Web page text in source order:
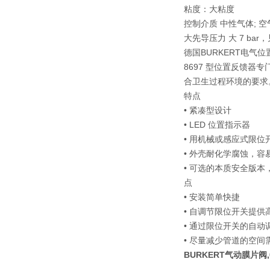
粘度：大粘度
控制介质 中性气体; 空
大先导压力 大 7 bar
德国BURKERT电气位
8697 型位置反馈器专
合卫生过程环境的要
特点
• 紧凑型设计
• LED 位置指示器
• 用机械或感应式限位
• 外壳耐化学腐蚀，容
• 可选的本质安全版本
点
• 安装简单快捷
• 自调节限位开关提供
• 通过限位开关的自动
• 尽量减少管道的空间
BURKERT气动膜片